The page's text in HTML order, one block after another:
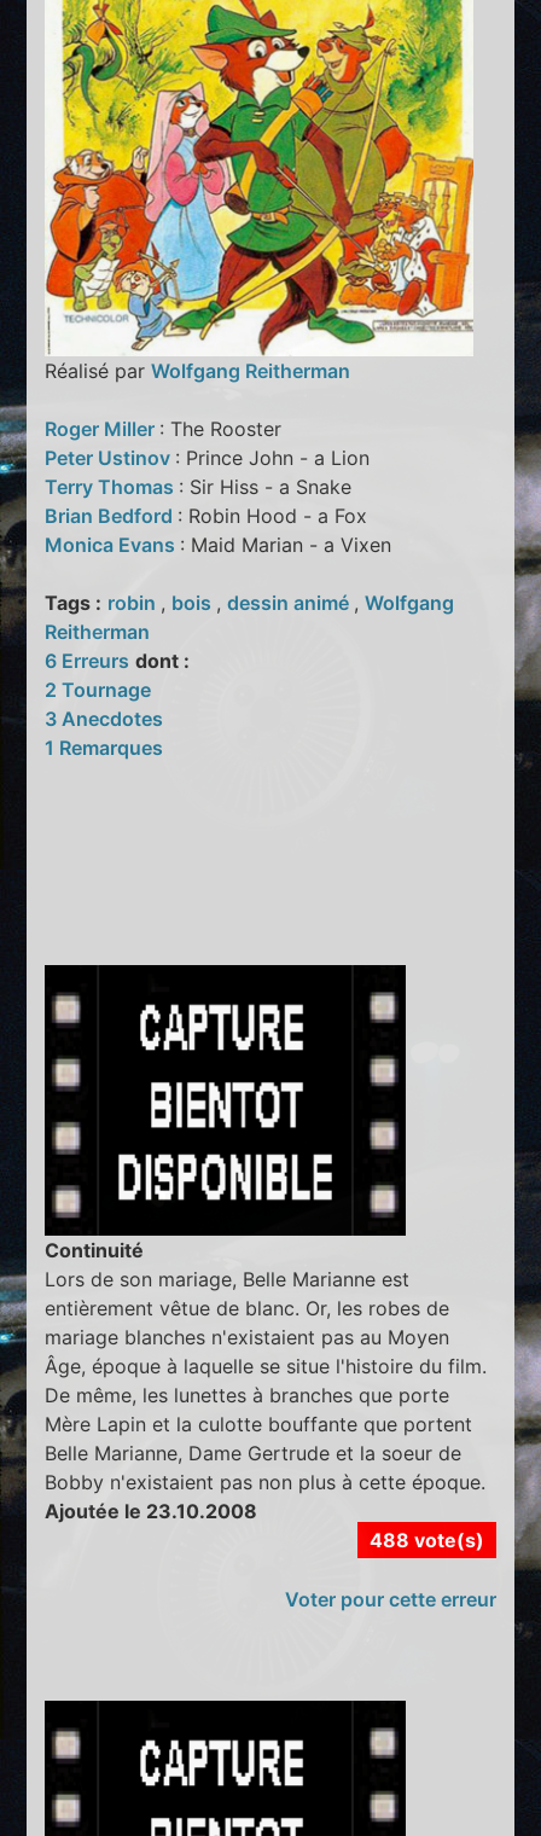
Réalisé parWolfgang Reitherman
Roger Miller : The Rooster
Peter Ustinov : Prince John - a Lion
Terry Thomas : Sir Hiss - a Snake
Brian Bedford : Robin Hood - a Fox
Monica Evans : Maid Marian - a Vixen
Tags : robin , bois ,dessin animé ,Wolfgang
Reitherman
6 Erreurs dont :
2 Tournage
3 Anecdotes
1 Remarques
Continuité
Lors de son mariage, Belle Marianne est
entièrement vêtue de blanc. Or, les robes de
mariage blanches n'existaient pas au Moyen
Âge, époque à laquelle se situe l'histoire du film.
De même, les lunettes à branches que porte
Mère Lapin et la culotte bouffante que portent
Belle Marianne, Dame Gertrude et la soeur de
Bobby n'existaient pas non plus à cette époque.
Ajoutée le 23.10.2008
488 vote(s)
Voter pour cette erreur